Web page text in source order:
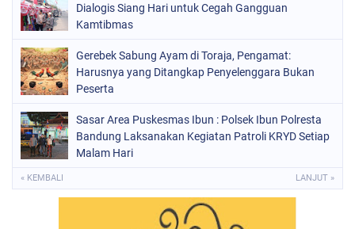
Dialogis Siang Hari untuk Cegah Gangguan
Kamtibmas
Gerebek Sabung Ayam di Toraja, Pengamat:
Harusnya yang Ditangkap Penyelenggara Bukan
Peserta
Sasar Area Puskesmas Ibun : Polsek Ibun Polresta
Bandung Laksanakan Kegiatan Patroli KRYD Setiap
Malam Hari
« KEMBALI LANJUT »